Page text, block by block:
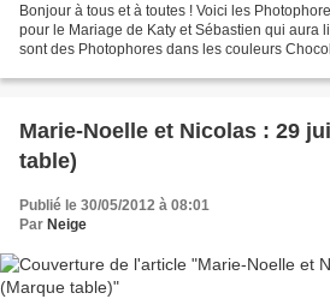
Bonjour à tous et à toutes ! Voici les
pour le Mariage de Katy et Sébastien qui aura
sont des Photophores dans les couleurs
Marie-Noelle et Nicolas : 29
table)
Publié le 30/05/2012 à 08:01
Par Neige